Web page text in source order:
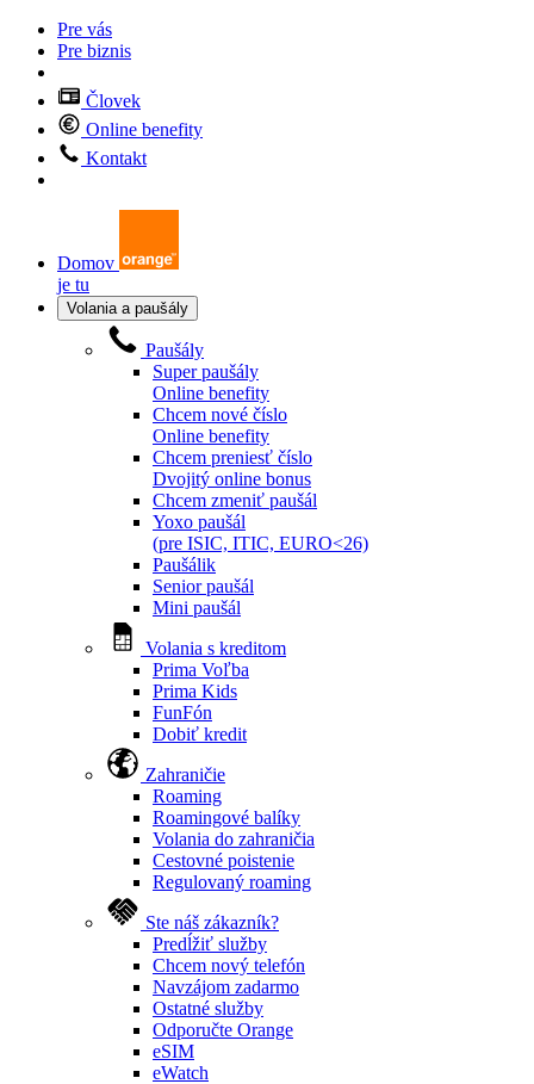
Pre vás
Pre biznis
Človek
Online benefity
Kontakt
Domov
je tu
Volania a paušály
Paušály
Super paušály
Online benefity
Chcem nové číslo
Online benefity
Chcem preniesť číslo
Dvojitý online bonus
Chcem zmeniť paušál
Yoxo paušál
(pre ISIC, ITIC, EURO<26)
Paušálik
Senior paušál
Mini paušál
Volania s kreditom
Prima Voľba
Prima Kids
FunFón
Dobiť kredit
Zahraničie
Roaming
Roamingové balíky
Volania do zahraničia
Cestovné poistenie
Regulovaný roaming
Ste náš zákazník?
Predĺžiť služby
Chcem nový telefón
Navzájom zadarmo
Ostatné služby
Odporučte Orange
eSIM
eWatch